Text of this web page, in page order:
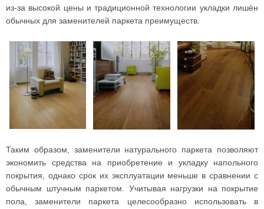
из-за высокой цены и традиционной технологии укладки лишён
обычных для заменителей паркета преимуществ.
Таким образом, заменители натурального паркета позволяют
экономить средства на приобретение и укладку напольного
покрытия, однако срок их эксплуатации меньше в сравнении с
обычным штучным паркетом. Учитывая нагрузки на покрытие
пола, заменители паркета целесообразно использовать в